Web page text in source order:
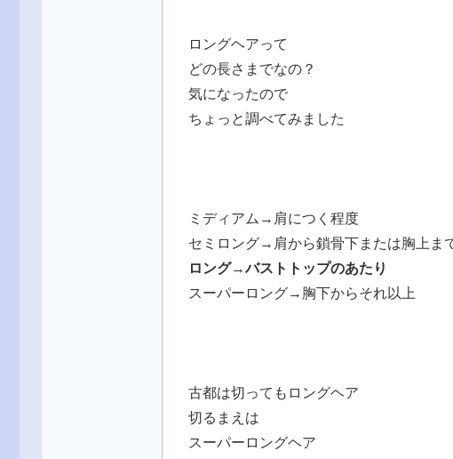
ロングヘアって
どの長さまでなの？
気になったので
ちょっと調べてみました
ミディアム→肩につく程度
セミロング→肩から鎖骨下または胸上ま
ロング→バストトップのあたり
スーパーロング→胸下からそれ以上
古都は切ってもロングヘア
切るまえは
スーパーロングヘア